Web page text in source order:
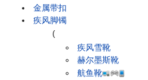
金属带扣
疾风脚镯
(
疾风雪靴
赫尔墨斯靴
航鱼靴